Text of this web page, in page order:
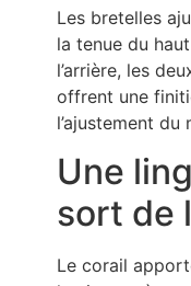
Les bretelles
la tenue du
l’arrière, les
offrent une
l’ajustement du
Une
sort de
Le corail